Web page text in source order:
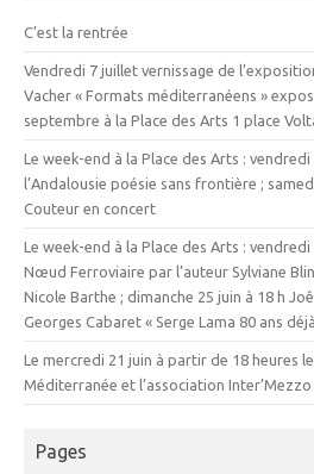
C’est la rentrée
Vendredi 7 juillet vernissage de
Vacher « Formats méditerranéens »
septembre à la Place des Arts 1 place
Le week-end à la Place des Arts :
l’Andalousie poésie sans frontière ;
Couteur en concert
Le week-end à la Place des Arts :
Nœud Ferroviaire par l’auteur Sylviane
Nicole Barthe ; dimanche 25 juin à 18 h
Georges Cabaret « Serge Lama 80 ans
Le mercredi 21 juin à partir de 18 heures
Méditerranée et l’association
Pages